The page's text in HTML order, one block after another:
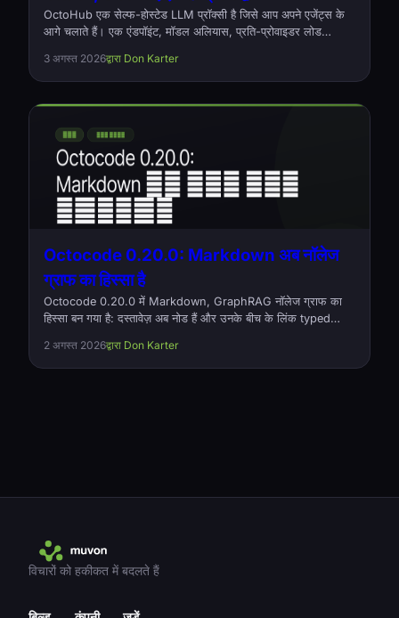
OctoHub एक सेल्फ-होस्टेड LLM प्रॉक्सी है जिसे आप अपने एजेंट्स के
आगे चलाते हैं। एक एंडपॉइंट, मॉडल अलियास, प्रति-प्रोवाइडर लोड
हुआ। ओपन सोर्स, Rust, Apache-2.0.
3 अगस्त 2026द्वारा Don Karter
Octocode 0.20.0: Markdown अब नॉलेज
ग्राफ का हिस्सा है
Octocode 0.20.0 में Markdown, GraphRAG नॉलेज ग्राफ का
हिस्सा बन गया है: दस्तावेज़ अब नोड हैं और उनके बीच के लिंक typed
बताए गायब होने वाली relationships का सुधार भी है, और उन्हें लोड करने
में अब आधी मेमोरी लगती है। ओपन सोर्स, Apache-2.0।
2 अगस्त 2026द्वारा Don Karter
विचारों को हकीकत में बदलते हैं